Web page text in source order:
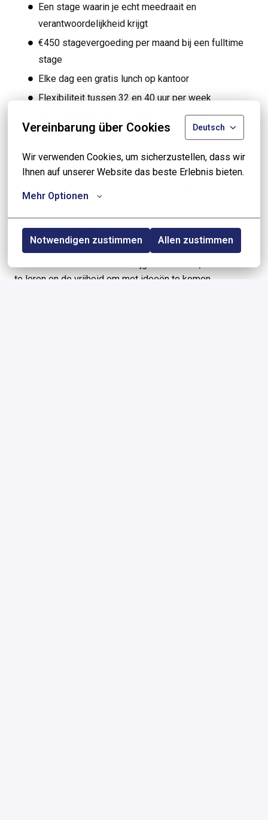
Vereinbarung über Cookies Deutsch
Wir verwenden Cookies, um sicherzustellen, dass wir
Ihnen auf unserer Website das beste Erlebnis bieten.
Mehr Optionen
Notwendigen zustimmen Allen zustimmen
Een stage waarin je echt meedraait en
verantwoordelijkheid krijgt
€450 stagevergoeding per maand bij een fulltime
stage
Elke dag een gratis lunch op kantoor
Flexibiliteit tussen 32 en 40 uur per week
Een werkplek naast Amsterdam Centraal
Een laptop zodat je goed kunt werken
Vrijdagmiddagborrels en team events
Directe betrokkenheid bij grote branche-
evenementen zoals ADE, ITC en ESNS
Waarom je dit wil
Je bent hier geen stagiair op de achtergrond, maar
te leren en de vrijheid om met ideeën te komen.